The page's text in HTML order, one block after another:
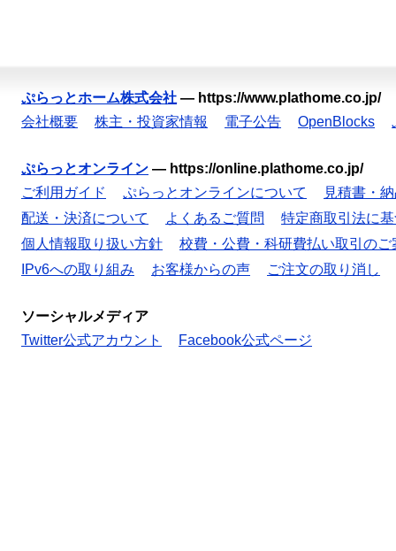
ぷらっとホーム株式会社 — https://www.plathome.co.jp/
会社概要
株主・投資家情報 電子公告 OpenBlocks
ぷらっとオンライン — https://online.plathome.co.jp/
ご利用ガイド
ぷらっとオンラインについて
見積書・
配送・決済について
よくあるご質問
特定商取引法に
個人情報取り扱い方針
校費・公費・科研費払い取引のご
IPv6への取り組み
お客様からの声 ご注文の取り消し
ソーシャルメディア
Twitter公式アカウント
Facebook公式ページ